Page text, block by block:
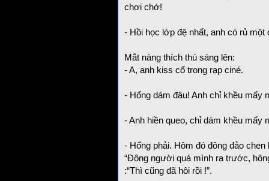
chơi chớ!
- Hồi học lớp đệ nhất, anh có rủ một
Mắt nàng thích thú sáng lên:
- A, anh kiss cổ trong rạp ciné.
- Hổng dám đâu! Anh chỉ khều mấy
- Anh hiền queo, chỉ dám khều mấy
- Hổng phải. Hôm đó đông đảo
“Đông người quá mình ra trước,
:“Thì cũng đã hôi rồi !”.